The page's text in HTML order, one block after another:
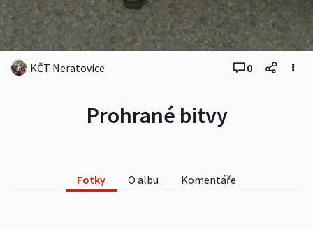
Prohrané bitvy
KČT Neratovice 0
Fotky O albu Komentáře